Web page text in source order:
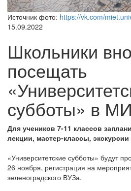
Источник фото: https://vk.com/
15.09.2022
Школьники
посещать
субботы» в
Для учеников 7-11 классов
лекции, мастер-классы,
«Университетские субботы» будут
26 ноября, регистрация на
зеленоградского ВУЗа.